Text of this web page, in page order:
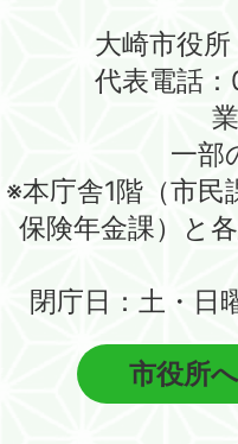
大崎市役
代表電話
一部
※本庁舎1階（市
保険年金課）と
閉庁日：土・日
市役所